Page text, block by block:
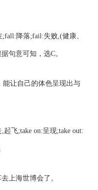
降落;fail:失败,(健康、
句意可知，选C。
让自己的体色呈现出与
飞;take on:呈现;take out:
海世博会了。